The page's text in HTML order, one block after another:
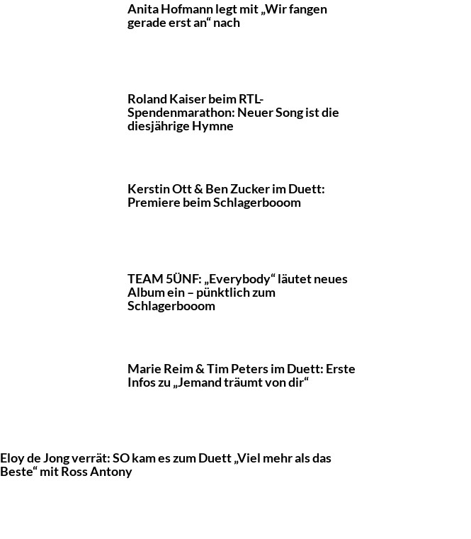
Anita Hofmann legt mit „Wir fangen
gerade erst an“ nach
Roland Kaiser beim RTL-
Spendenmarathon: Neuer Song ist die
diesjährige Hymne
Kerstin Ott & Ben Zucker im Duett:
Premiere beim Schlagerbooom
TEAM 5ÜNF: „Everybody“ läutet neues
Album ein – pünktlich zum
Schlagerbooom
Marie Reim & Tim Peters im Duett: Erste
Infos zu „Jemand träumt von dir“
Eloy de Jong verrät: SO kam es zum Duett „Viel mehr als das
Beste“ mit Ross Antony